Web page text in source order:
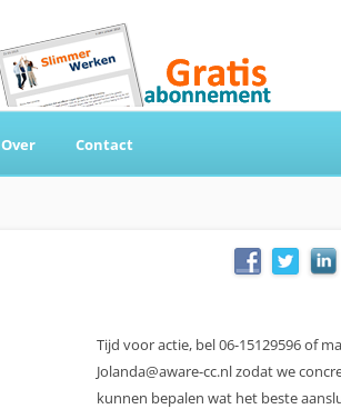
Over Contact
Tijd voor actie, bel 06-15129596 of
Jolanda@aware-cc.nl zodat we
kunnen bepalen wat het beste